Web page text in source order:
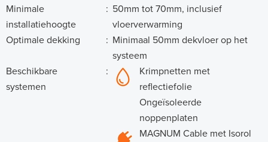
Minimale
installatiehoogte
: 50mm tot 70mm, inclusief
vloerverwarming
Optimale dekking
: Minimaal 50mm dekvloer op het
systeem
Beschikbare
systemen
:
Krimpnetten met
reflectiefolie
Ongeïsoleerde
noppenplaten
MAGNUM Cable met Isorol